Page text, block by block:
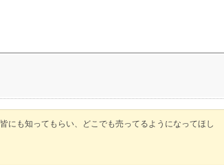
にも知ってもらい、どこでも売ってるようになってほし